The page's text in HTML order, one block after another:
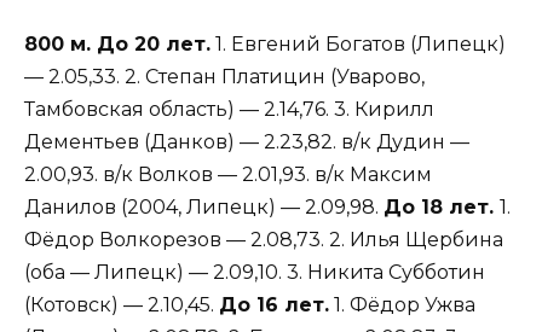
800 м. До 20 лет. 1. Евгений Богатов (Липецк)
— 2.05,33. 2. Степан Платицин (Уварово,
Тамбовская область) — 2.14,76. 3. Кирилл
Дементьев (Данков) — 2.23,82. в/к Дудин —
2.00,93. в/к Волков — 2.01,93. в/к Максим
Данилов (2004, Липецк) — 2.09,98. До 18 лет. 1.
Фёдор Волкорезов — 2.08,73. 2. Илья Щербина
(оба — Липецк) — 2.09,10. 3. Никита Субботин
(Котовск) — 2.10,45. До 16 лет. 1. Фёдор Ужва